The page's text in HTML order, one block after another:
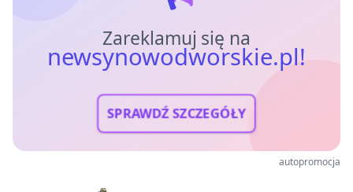
Zareklamuj się na
newsynowodworskie.pl!
SPRAWDŹ SZCZEGÓŁY
autopromocja